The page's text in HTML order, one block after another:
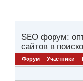
SEO форум:
сайтов в
Форум Участники